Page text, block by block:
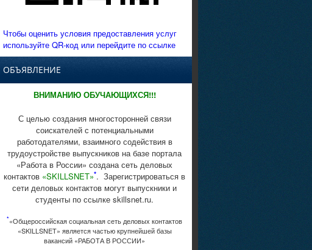
Чтобы оценить условия предоставления услуг
используйте QR-код или перейдите по ссылке
ОБЪЯВЛЕНИЕ
ВНИМАНИЮ ОБУЧАЮЩИХСЯ!!!
С целью создания многосторонней связи
соискателей с потенциальными
работодателями, взаимного содействия в
трудоустройстве выпускников на базе портала
«Работа в России» создана сеть деловых
контактов «SKILLSNET»*. Зарегистрироваться в
сети деловых контактов могут выпускники и
студенты по ссылке skillsnet.ru.
*«Общероссийская социальная сеть деловых контактов
«SKILLSNET» является частью крупнейшей базы
вакансий «РАБОТА В РОССИИ»